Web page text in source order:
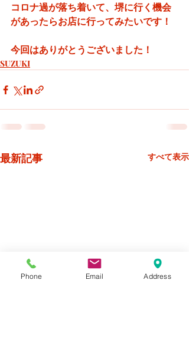
コロナ過が落ち着いて、堺に行く機会
があったらお店に行ってみたいです！
今回はありがとうございました！
SUZUKI
最新記事 すべて表示
Phone Email Address